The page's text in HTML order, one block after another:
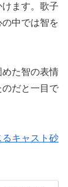
ます。歌子
中では智を
た智の表情
だと一目で
キャスト砂